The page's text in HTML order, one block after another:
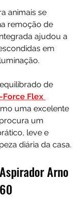
animais se
remoção de
ajudou a
em
de
Force Flex
uma excelente
um
leve e
diária da casa.
Arno